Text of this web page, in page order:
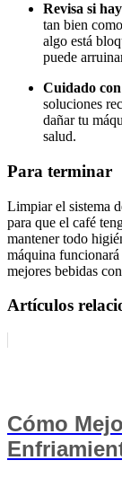
Revisa si
tan bien
algo está
puede
Cuidado
soluciones
dañar tu
salud.
Para terminar
Limpiar el sistema
para que el café
mantener todo
máquina
mejores bebidas
Artículos
Cómo